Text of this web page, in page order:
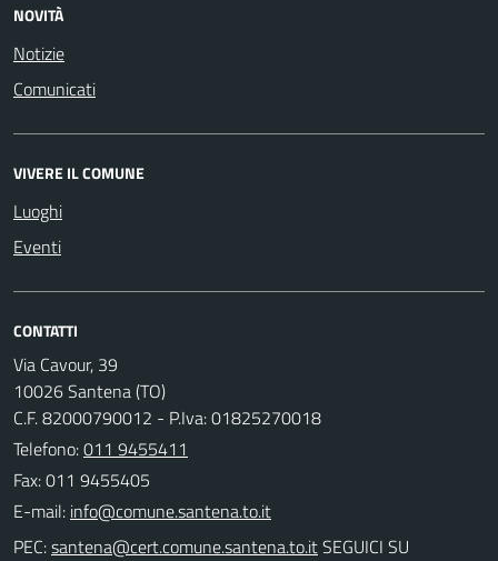
NOVITÀ
Notizie
Comunicati
VIVERE IL COMUNE
Luoghi
Eventi
CONTATTI
Via Cavour, 39
10026 Santena (TO)
C.F. 82000790012 - P.Iva: 01825270018
Telefono:011 9455411
Fax: 011 9455405
E-mail:
PEC:
SEGUICI SU